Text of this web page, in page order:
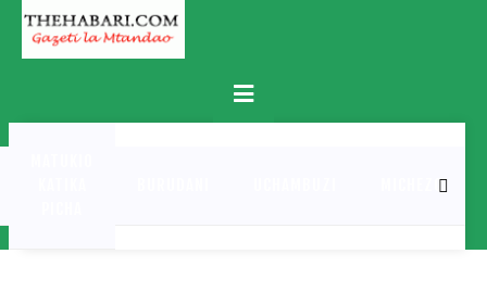
Skip
content
Primary
Menu
MICHEZO